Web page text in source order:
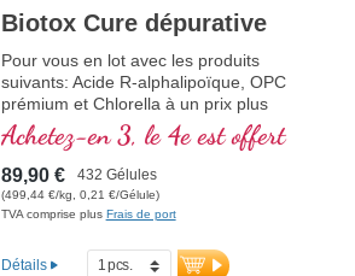
Biotox Cure dépurative
Pour vous en lot avec les produits
suivants: Acide R-alphalipoïque, OPC
prémium et Chlorella à un prix plus
avantageux.
Achetez-en 3, le 4e est offert
89,90 € 432 Gélules
(499,44 €/kg, 0,21 €/Gélule)
TVA comprise plus Frais de port
Détails